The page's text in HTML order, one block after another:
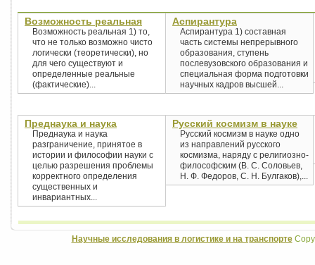
Возможность реальная
Возможность реальная 1) то,
что не только возможно чисто
логически (теоретически), но
для чего существуют и
определенные реальные
(фактические)...
Аспирантура
Аспирантура 1) составная
часть системы непрерывного
образования, ступень
послевузовского образования и
специальная форма подготовки
научных кадров высшей...
Преднаука и наука
Преднаука и наука
разграничение, принятое в
истории и философии науки с
целью разрешения проблемы
корректного определения
существенных и
инвариантных...
Русский космизм в науке
Русский космизм в науке одно
из направлений русского
космизма, наряду с религиозно-
философским (В. С. Соловьев,
Н. Ф. Федоров, С. Н. Булгаков),...
Научные исследования в логистике и на транспорте